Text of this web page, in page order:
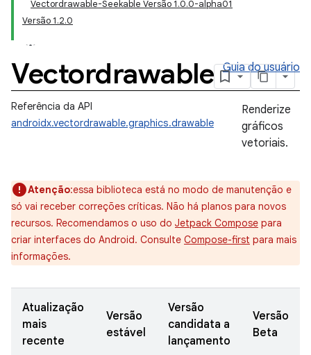
Vectordrawable-Seekable Versão 1.0.0-alpha01
Versão 1.2.0
Vectordrawable Guia do usuário
Referência da API
androidx.vectordrawable.graphics.drawable
Renderize
gráficos
vetoriais.
Atenção:essa biblioteca está no modo de manutenção e
só vai receber correções críticas. Não há planos para novos
recursos. Recomendamos o uso do Jetpack Compose para
criar interfaces do Android. Consulte Compose-first para mais
informações.
Atualização
mais
recente
Versão
estável
Versão
candidata a
lançamento
Versão
Beta